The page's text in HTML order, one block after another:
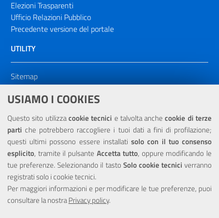
USIAMO I COOKIES
Questo sito utilizzacookie tecnici e talvolta anchecookie di terze
parti che potrebbero raccogliere i tuoi dati a fini di profilazione;
questi ultimi possono essere installatisolo con il tuo consenso
esplicito, tramite il pulsante Accetta tutto, oppure modificando le
tue preferenze. Selezionando il tasto Solo cookie tecnici verranno
registrati solo i cookie tecnici.
Per maggiori informazioni e per modificare le tue preferenze, puoi
consultare la nostraPrivacy policy.
Elezioni Trasparenti
Ufficio Relazioni Pubblico
Precedente versione del portale
UTILITY
Sitemap
Dichiarazione di accessibilità
NOTE LEGALI
Privacy
Portale realizzato con la partecipazione finanziaria dell'Unione
Europea tramite i fondi del POR Sicilia 2000/2006 Misura 6.05 -